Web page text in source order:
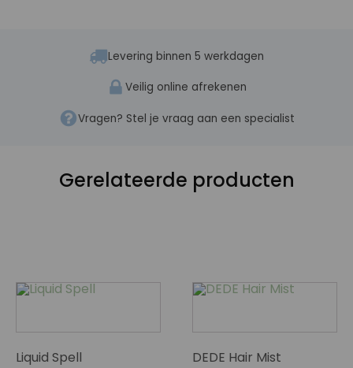
Levering binnen 5 werkdagen
Veilig online afrekenen
Vragen? Stel je vraag aan een specialist
Gerelateerde producten
Liquid Spell DEDE Hair Mist